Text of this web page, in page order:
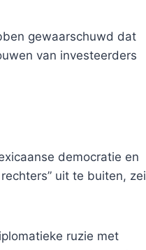
gewaarschuwd dat
van investeerders
democratie en
uit te buiten, zei
ruzie met